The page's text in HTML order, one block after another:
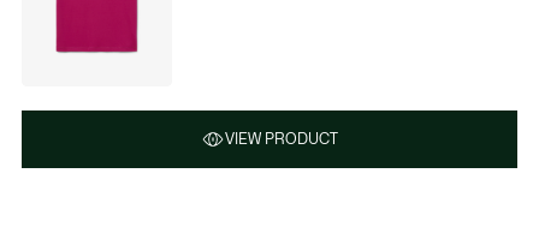
VIEW PRODUCT